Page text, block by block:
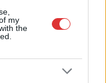
my
the
aránylag rendben
némelyike...